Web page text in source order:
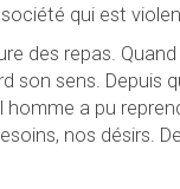
société qui est
des repas.
son sens. Depuis
homme a pu
nos désirs.